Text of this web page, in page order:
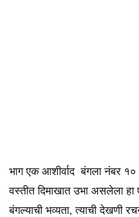
भाग एक आशीर्वाद बंगला नंबर
वस्तीत दिमाखात उभा असलेला
बंगल्याची भव्यता, त्याची देखणी